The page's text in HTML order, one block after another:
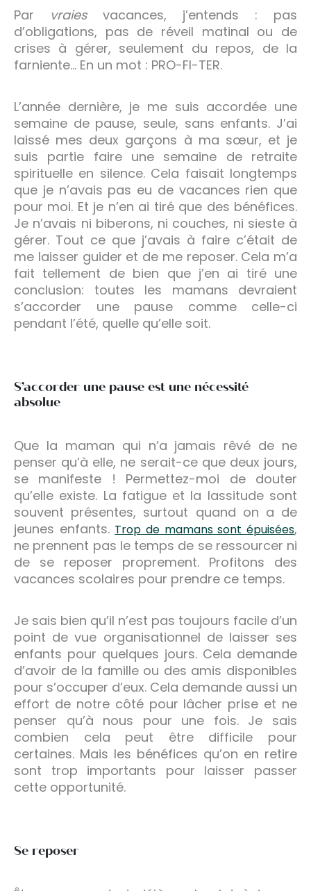
Par vraiesvacances, j’entends : pas
d’obligations, pas de réveil matinal ou de
crises à gérer, seulement du repos, de la
farniente… En un mot : PRO-FI-TER.
L’année dernière, je me suis accordée une
semaine de pause, seule, sans enfants. J’ai
laissé mes deux garçons à ma sœur, et je
suis partie faire une semaine de retraite
spirituelle en silence. Cela faisait longtemps
que je n’avais pas eu de vacances rien que
pour moi. Et je n’en ai tiré que des bénéfices.
Je n’avais ni biberons, ni couches, ni sieste à
gérer. Tout ce que j’avais à faire c’était de
me laisser guider et de me reposer. Cela m’a
fait tellement de bien que j’en ai tiré une
conclusion: toutes les mamans devraient
s’accorder une pause comme celle-ci
pendant l’été, quelle qu’elle soit.
S’accorder une pause est une nécessité
absolue
Que la maman qui n’a jamais rêvé de ne
penser qu’à elle, ne serait-ce que deux jours,
se manifeste ! Permettez-moi de douter
qu’elle existe. La fatigue et la lassitude sont
souvent présentes, surtout quand on a de
jeunes enfants. Trop de mamans sont épuisées,
ne prennent pas le temps de se ressourcer ni
de se reposer proprement. Profitons des
vacances scolaires pour prendre ce temps.
Je sais bien qu’il n’est pas toujours facile d’un
point de vue organisationnel de laisser ses
enfants pour quelques jours. Cela demande
d’avoir de la famille ou des amis disponibles
pour s’occuper d’eux. Cela demande aussi un
effort de notre côté pour lâcher prise et ne
penser qu’à nous pour une fois. Je sais
combien cela peut être difficile pour
certaines. Mais les bénéfices qu’on en retire
sont trop importants pour laisser passer
cette opportunité.
Se reposer